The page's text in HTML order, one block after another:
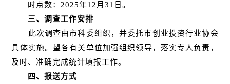
时点数：2025年12月31日。
三、调查工作安排
此次调查由市科委组织，并委托市创业投资行业协会
具体实施。望各有关单位加强组织领导，落实专人负责，
及时、准确完成统计填报工作。
四、报送方式